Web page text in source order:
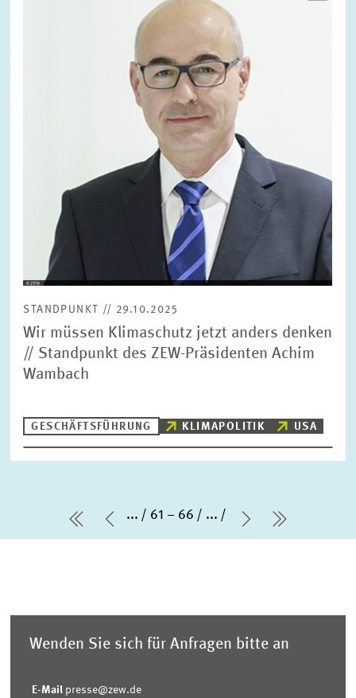
STANDPUNKT // 29.10.2025
Wir müssen Klimaschutz jetzt anders denken
// Standpunkt des ZEW-Präsidenten Achim
Wambach
GESCHÄFTSFÜHRUNG KLIMAPOLITIK USA
erste Seite
Vorherige Seite
... 61 – 66 ...
Nächste
letzte
Wenden Sie sich für Anfragen bitte an
E-Mail presse@zew.de